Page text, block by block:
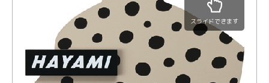
スライドできます